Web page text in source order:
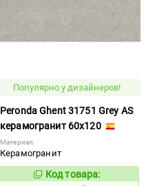
Популярно у дизайнеров!
Peronda Ghent 31751 Grey AS
керамогранит 60x120
Материал:
Керамогранит
917653
Код товара: